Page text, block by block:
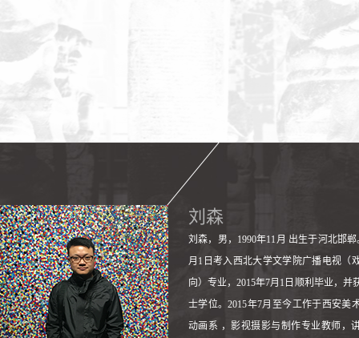
刘森
刘森，男，1990年11月 出生于河北邯郸
月1日考入西北大学文学院广播电视（
向）专业，2015年7月1日顺利毕业，并
士学位。2015年7月至今工作于西安美
动画系 ，影视摄影与制作专业教师，